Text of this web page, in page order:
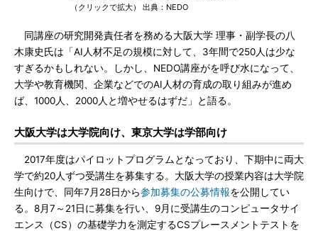
（クリックで拡大） 出典：NEDO
同講座の研究開発責任者を務める大阪大学 理事・副学長の八
木康史氏は「AI人材不足の規模に対して、3年間で250人は少な
すぎるかもしれない。しかし、NEDO講座がを呼び水になって、
大学や教育機関、企業などでのAI人材の育成の取り組みが進め
ば、1000人、2000人と増やせるはずだ」と語る。
大阪大学は大学院向け、東京大学は学部向け
2017年度はパイロットプログラムとなっており、下期中に両大
学で約20人ずつ受講生を募集する。大阪大学の授業内容は大学院
生向けで、同年7月28日から参加募集の公募情報を公開してい
る。8月7～21日に募集を行い、9月に受講生のコンピュータサイ
エンス（CS）の基礎学力を測定するCSプレースメントテストを